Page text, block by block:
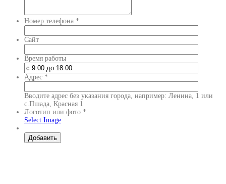
Номер телефона *
Сайт
Время работы
Адрес *
Вводите адрес без указания города, например: Ленина, 1 или
с.Пшада, Красная 1
Логотип или фото *
Select Image